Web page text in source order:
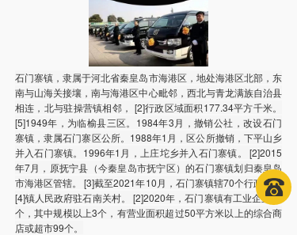
石门寨镇，隶属于河北省秦皇岛市海港区，地处海港区北部，东
南与山海关接壤，南与海港区中心毗邻，西北与青龙满族自治县
相连，北与驻操营镇相邻， [2]行政区域面积177.34平方千米。
[5]1949年，为临榆县三区。1984年3月，撤销公社，改设石门
寨镇，隶属石门寨区公所。1988年1月，区公所撤销，下平山乡
并入石门寨镇。1996年1月，上庄坨乡并入石门寨镇。 [2]2015
年7月，原抚宁县（今秦皇岛市抚宁区）的石门寨镇划归秦皇岛
市海港区管辖。 [3]截至2021年10月，石门寨镇辖70个行政村，
[4]镇人民政府驻石南关村。 [2]2020年，石门寨镇有工业企业45
个，其中规模以上3个，有营业面积超过50平方米以上的综合商
店或超市99个。